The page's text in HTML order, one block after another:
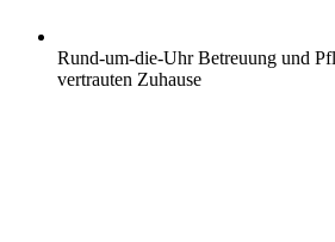
Rund-um-die-Uhr Betreuung und
vertrauten Zuhause